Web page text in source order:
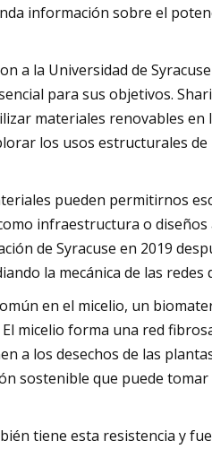
información sobre el
a la Universidad de
para sus objetivos.
materiales renovables
los usos estructurales
pueden permitirnos
infraestructura o diseños
de Syracuse en 2019
la mecánica de las redes
en el micelio, un
micelio forma una red
a los desechos de las
sostenible que puede
tiene esta resistencia y